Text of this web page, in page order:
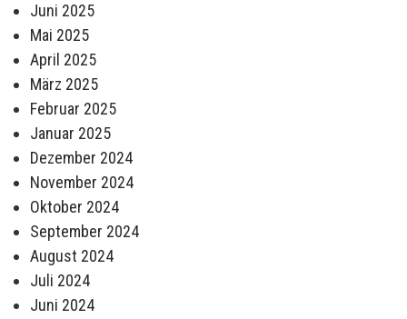
Juni 2025
Mai 2025
April 2025
März 2025
Februar 2025
Januar 2025
Dezember 2024
November 2024
Oktober 2024
September 2024
August 2024
Juli 2024
Juni 2024